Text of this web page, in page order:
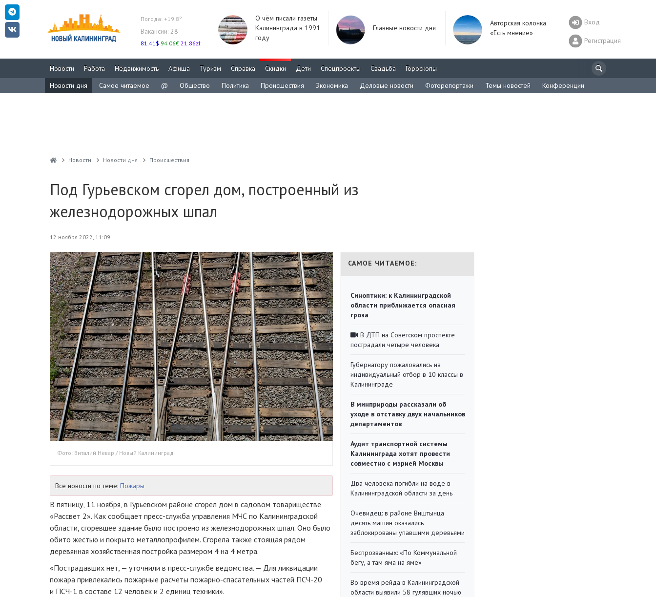
Погода: +19.8°
Вакансии: 28
81.41$ 94.06€ 21.86zł
О чём писали газеты
Калининграда в 1991
году
Главные новости дня
Авторская колонка
«Есть мнение»
Вход
Регистрация
Новости Работа Недвижимость Афиша Туризм Справка Скидки Дети Спецпроекты Свадьба
Гороскопы
Новости дня
Самое читаемое @ Общество Политика Происшествия Экономика Деловые новости Фоторепортажи Темы новостей Конференции
Новости Новости дня Проиcшествия
Под Гурьевском сгорел дом, построенный из
железнодорожных шпал
12 ноября 2022, 11:09
Фото: Виталий Невар / Новый Калининград
Все новости по теме: Пожары
В пятницу, 11 ноября, в Гурьевском районе сгорел дом в садовом товариществе
«Рассвет 2». Как сообщает пресс-служба управления МЧС по Калининградской
области, сгоревшее здание было построено из железнодорожных шпал. Оно было
обито жестью и покрыто металлопрофилем. Сгорела также стоящая рядом
деревянная хозяйственная постройка размером 4 на 4 метра.
«Пострадавших нет, — уточнили в пресс-службе ведомства. — Для ликвидации
пожара привлекались пожарные расчеты пожарно-спасательных частей ПСЧ-20
и ПСЧ-1 в составе 12 человек и 2 единиц техники».
САМОЕ ЧИТАЕМОЕ:
Синоптики: к Калининградской
области приближается опасная
гроза
В ДТП на Советском проспекте
пострадали четыре человека
Губернатору пожаловались на
индивидуальный отбор в 10 классы в
Калининграде
В минприроды рассказали об
уходе в отставку двух начальников
департаментов
Аудит транспортной системы
Калининграда хотят провести
совместно с мэрией Москвы
Два человека погибли на воде в
Калининградской области за день
Очевидец: в районе Виштынца
десять машин оказались
заблокированы упавшими деревьями
Беспрозванных: «По Коммунальной
бегу, а там яма на яме»
Во время рейда в Калининградской
области выявили 58 гулявших ночью